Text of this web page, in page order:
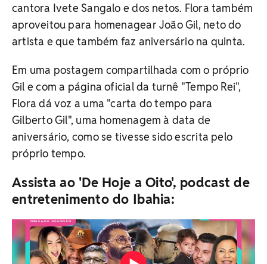
cantora Ivete Sangalo e dos netos. Flora também
aproveitou para homenagear João Gil, neto do
artista e que também faz aniversário na quinta.
Em uma postagem compartilhada com o próprio
Gil e com a página oficial da turnê "Tempo Rei",
Flora dá voz a uma "carta do tempo para
Gilberto Gil", uma homenagem à data de
aniversário, como se tivesse sido escrita pelo
próprio tempo.
Assista ao 'De Hoje a Oito', podcast de
entretenimento do Ibahia: